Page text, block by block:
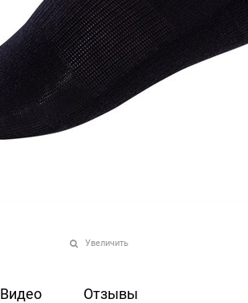
Увеличить
Видео Отзывы